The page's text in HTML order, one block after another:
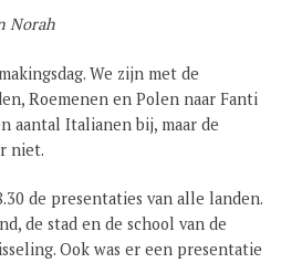
ONDERWIJS
JONG CELEANUM
Norah
We zijn met de
Roemenen en Polen naar Fanti
aantal Italianen bij, maar de
niet.
de presentaties van alle landen.
de stad en de school van de
Ook was er een presentatie